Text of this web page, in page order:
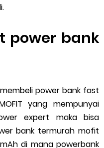
power bank
power bank fast
yang mempunyai
expert maka bisa
bank termurah mofit
di mana powerbank